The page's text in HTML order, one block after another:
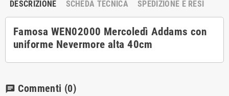
DESCRIZIONE SCHEDA TECNICA SPEDIZIONE E RESI
Famosa WEN02000 Mercoledì Addams con
uniforme Nevermore alta 40cm
chat Commenti (0)